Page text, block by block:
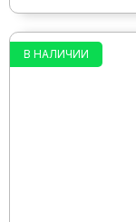
В НАЛИЧИИ